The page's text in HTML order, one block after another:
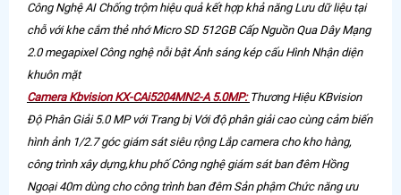
Công Nghệ AI Chống trộm hiệu quả kết hợp khả năng Lưu dữ liệu tại
chỗ với khe cắm thẻ nhớ Micro SD 512GB Cấp Nguồn Qua Dây Mạng
2.0 megapixel Công nghệ nỗi bật Ánh sáng kép cấu Hình Nhận diện
khuôn mặt
Camera Kbvision KX-CAi5204MN2-A 5.0MP: Thương Hiệu KBvision
Độ Phân Giải 5.0 MP với Trang bị Với độ phân giải cao cùng cảm biến
hình ảnh 1/2.7 góc giám sát siêu rộng Lắp camera cho kho hàng,
công trình xây dựng,khu phố Công nghệ giám sát ban đêm Hồng
Ngoại 40m dùng cho công trình ban đêm Sản phậm Chức năng ưu